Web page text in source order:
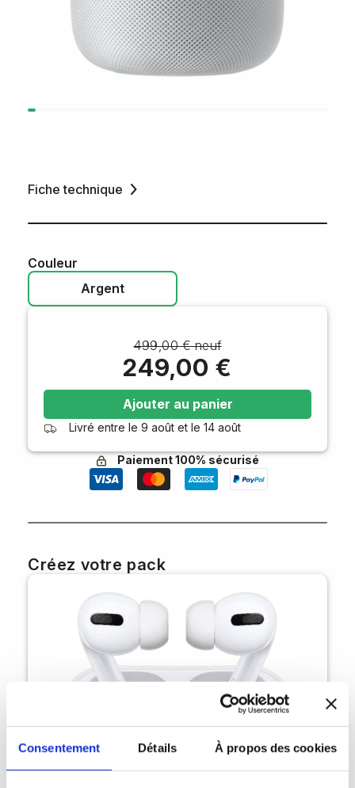
Consentement Détails À propos des cookies
Fiche technique
Couleur
Argent
499,00 € neuf
249,00 €
Ajouter au panier
Livré entre le 9 août et le 14 août
Paiement 100% sécurisé
Créez votre pack